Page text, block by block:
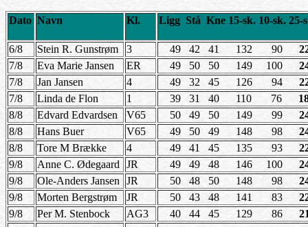
Dato Navn Kl. Ligg Stå Kne 15-sk. 10-sk. 25-
6/8 Stein R. Gunstrøm 3 49 42 41 132 90
7/8
Eva Marie Jansen ER 49 50 50 149 100
7/8
Jan Jansen 4 49 32 45 126 94
7/8
Linda de Flon 1 39 31 40 110 76
8/8
Edvard Edvardsen V65 50 49 50 149 99
8/8
Hans Buer V65 49 50 49 148 98
8/8
Tore M Brække 4 49 41 45 135 93
9/8
Anne C. Ødegaard JR 49 49 48 146 100
9/8
Ole-Anders Jansen JR 50 48 50 148 98
9/8
Morten Bergstrøm JR 50 43 48 141 83
9/8
Per M. Stenbock AG3 40 44 45 129 86